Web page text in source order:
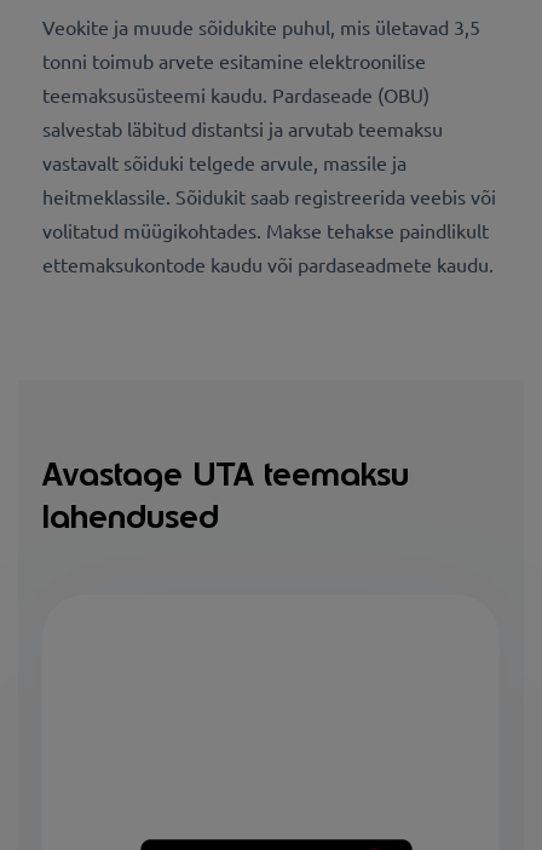
Veokite ja muude sõidukite puhul, mis ületavad 3,5
tonni toimub arvete esitamine elektroonilise
teemaksusüsteemi kaudu. Pardaseade (OBU)
salvestab läbitud distantsi ja arvutab teemaksu
vastavalt sõiduki telgede arvule, massile ja
heitmeklassile. Sõidukit saab registreerida veebis või
volitatud müügikohtades. Makse tehakse paindlikult
ettemaksukontode kaudu või pardaseadmete kaudu.
Avastage UTA teemaksu
lahendused